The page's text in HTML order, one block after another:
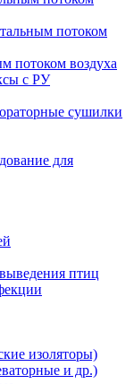
потоком
потоком воздуха
с РУ
сушилки
для
птиц
изоляторы)
и др.)